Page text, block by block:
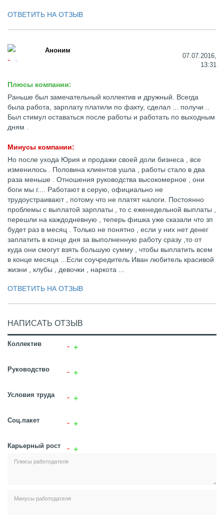
ОТВЕТИТЬ НА ОТЗЫВ
Аноним
07.07.2016,
13:31
Плюсы компании:
Раньше был замечательный коллектив и дружный. Всегда
была работа, зарплату платили по факту, сделал ... получи ..
Был стимул оставаться после работы и работать по выходным
дням .
Минусы компании:
Но после ухода Юрия и продажи своей доли бизнеса , все
изменилось . Половина клиентов ушла , работы стало в два
раза меньше . Отношения руководства высокомерное , они
боги мы г.... Работают в серую, официально не
трудоустраивают , потому что не платят налоги. Постоянно
проблемы с выплатой зарплаты , то с еженедельной выплаты ,
перешли на каждодневную , теперь фишка уже сказали что зп
будет раз в месяц . Только не понятно , если у них нет денег
заплатить в конце дня за выполненную работу сразу ,то от
куда они смогут взять большую сумму , чтобы выплатить всем
в конце месяца ...Если соучредитель Иван любитель красивой
жизни , клубы , девочки , наркота ...
ОТВЕТИТЬ НА ОТЗЫВ
НАПИСАТЬ ОТЗЫВ
Коллектив
Руководство
Условия труда
Соц.пакет
Карьерный рост